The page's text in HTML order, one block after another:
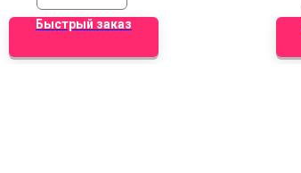
Быстрый заказ